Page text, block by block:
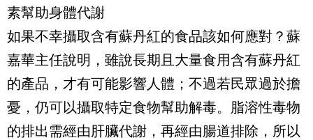
素幫助身體代謝
如果不幸攝取含有蘇丹紅的食品該如何應對？蘇
嘉華主任說明，雖說長期且大量食用含有蘇丹紅
的產品，才有可能影響人體；不過若民眾過於擔
憂，仍可以攝取特定食物幫助解毒。脂溶性毒物
的排出需經由肝臟代謝，再經由腸道排除，所以